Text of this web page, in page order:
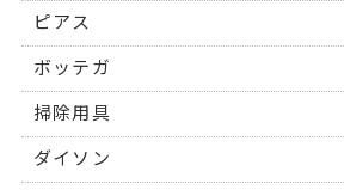
ピアス
ボッテガ
掃除用具
ダイソン